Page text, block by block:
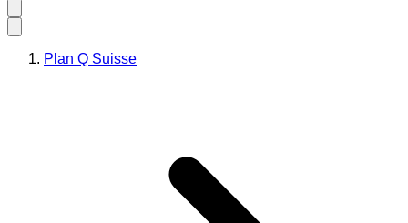
Plan Q Suisse